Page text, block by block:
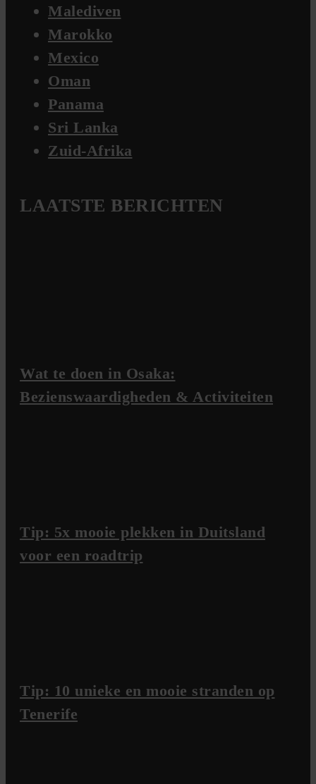
Malediven
Marokko
Mexico
Oman
Panama
Sri Lanka
Zuid-Afrika
LAATSTE BERICHTEN
Wat te doen in Osaka:
Bezienswaardigheden & Activiteiten
Tip: 5x mooie plekken in Duitsland
voor een roadtrip
Tip: 10 unieke en mooie stranden op
Tenerife